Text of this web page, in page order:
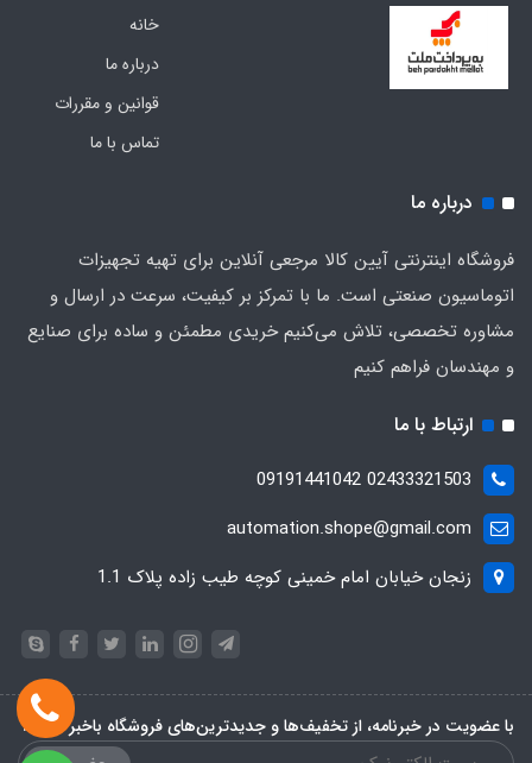
خانه
درباره ما
قوانین و مقررات
تماس با ما
درباره ما
فروشگاه اینترنتی آیین کالا مرجعی آنلاین برای تهیه تجهیزات
اتوماسیون صنعتی است. ما با تمرکز بر کیفیت، سرعت در ارسال و
مشاوره تخصصی، تلاش می‌کنیم خریدی مطمئن و ساده برای صنایع
و مهندسان فراهم کنیم
ارتباط با ما
02433321503 09191441042
automation.shope@gmail.com
زنجان خیابان امام خمینی کوچه طیب زاده پلاک 1.1
با عضویت در خبرنامه، از تخفیف‌ها و جدیدترین‌های فروشگاه باخبر شوید: